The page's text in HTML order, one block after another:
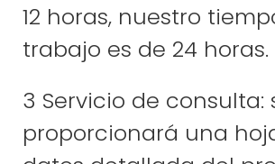
12 horas, nuestro
trabajo es de 24 horas.
3 Servicio de consulta:
proporcionará una